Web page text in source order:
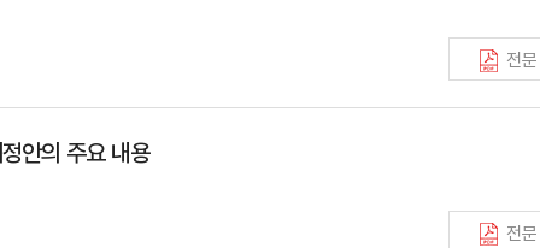
전문
안의 주요 내용
전문